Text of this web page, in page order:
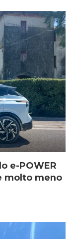
e-POWER
molto meno